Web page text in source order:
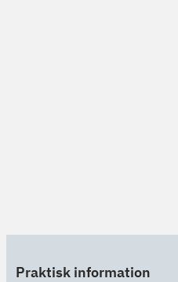
Praktisk information